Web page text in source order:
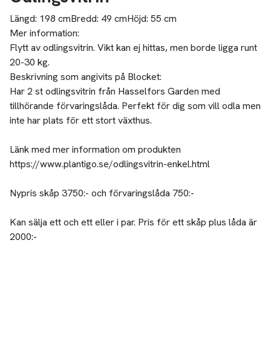
Längd: 198 cmBredd: 49 cmHöjd: 55 cm
Mer information:
Flytt av odlingsvitrin. Vikt kan ej hittas, men borde ligga runt
20-30 kg.
Beskrivning som angivits på Blocket:
Har 2 st odlingsvitrin från Hasselfors Garden med
tillhörande förvaringslåda. Perfekt för dig som vill odla men
inte har plats för ett stort växthus.
Länk med mer information om produkten
https://www.plantigo.se/odlingsvitrin-enkel.html
Nypris skåp 3750:- och förvaringslåda 750:-
Kan sälja ett och ett eller i par. Pris för ett skåp plus låda är
2000:-